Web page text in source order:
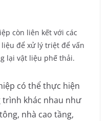
còn liên kết với các
để xử lý triệt để vấn
lại vật liệu phế thải.
có thể thực hiện
trình khác nhau như
nhà cao tầng,